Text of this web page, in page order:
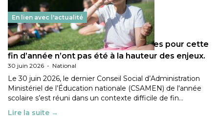
En lien avec l'actualité
Les décisions ministérielles attendues pour cette
fin d’année n’ont pas été à la hauteur des enjeux.
30 juin 2026 - National
Le 30 juin 2026, le dernier Conseil Social d’Administration
Ministériel de l’Éducation nationale (CSAMEN) de l'année
scolaire s’est réuni dans un contexte difficile de fin…
Lire la suite →